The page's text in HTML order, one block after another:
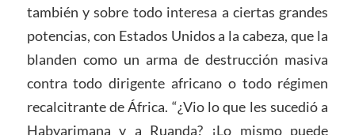
también y sobre todo interesa a ciertas grandes
potencias, con Estados Unidos a la cabeza, que la
blanden como un arma de destrucción masiva
contra todo dirigente africano o todo régimen
recalcitrante de África. “¿Vio lo que les sucedió a
Habyarimana y a Ruanda? ¡Lo mismo puede